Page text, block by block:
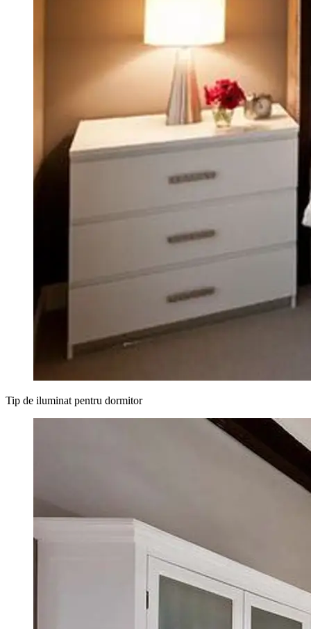
Tip de iluminat pentru dormitor